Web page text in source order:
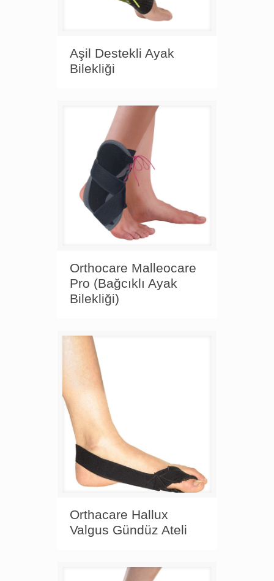
Aşil Destekli Ayak
Bilekliği
Orthocare Malleocare
Pro (Bağcıklı Ayak
Bilekliği)
Orthacare Hallux
Valgus Gündüz Ateli